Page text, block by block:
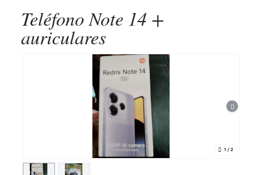
Teléfono Note 14 +
auriculares
1 / 2